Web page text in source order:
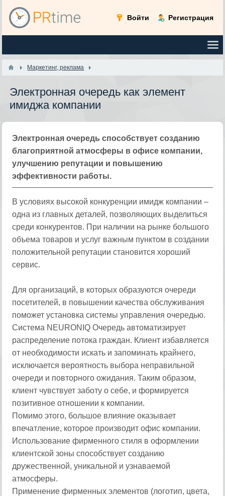
Войти Регистрация
Маркетинг, реклама
Электронная очередь как элемент
имиджа компании
Электронная очередь способствует созданию
благоприятной атмосферы в офисе компании,
улучшению репутации и повышению
эффективности работы.
В условиях высокой конкуренции имидж компании –
одна из главных деталей, позволяющих выделиться
среди конкурентов. При наличии на рынке большого
объема товаров и услуг важным пунктом в создании
положительной репутации становится хороший
сервис.
Для организаций, в которых образуются очереди
посетителей, в повышении качества обслуживания
поможет установка системы управления очередью.
Система NEURONIQ Очередь автоматизирует
распределение потока граждан. Клиент избавляется
от необходимости искать и запоминать крайнего,
исключается вероятность выбора неправильной
очереди и повторного ожидания. Таким образом,
клиент чувствует заботу о себе, и формируется
позитивное отношении к компании.
Помимо этого, большое влияние оказывает
впечатление, которое производит офис компании.
Использование фирменного стиля в оформлении
клиентской зоны способствует созданию
дружественной, уникальной и узнаваемой
атмосферы.
Применение фирменных элементов (логотип, цвета,